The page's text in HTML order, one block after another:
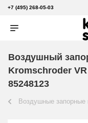
+7 (495) 268-05-03
Воздушный
Kromschroder VR
85248123
Воздушные запорные